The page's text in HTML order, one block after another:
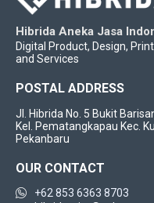
Hibrida Aneka Jasa
Digital Product, Design,
and Services
POSTAL ADDRESS
Jl. Hibrida No. 5 Bukit
Kel. Pematangkapau Kec.
Pekanbaru
OUR CONTACT
+62 853 6363 8703